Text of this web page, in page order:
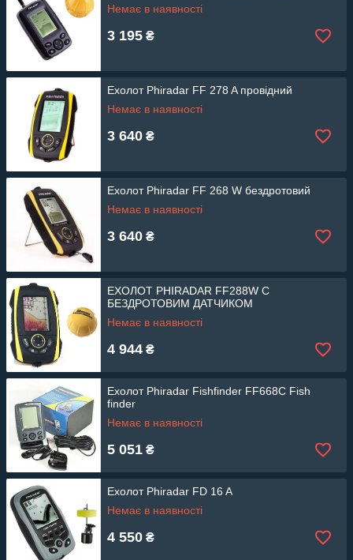
Немає в наявності
3 195 ₴
Ехолот Phiradar FF 278 A провідний
Немає в наявності
3 640 ₴
Ехолот Phiradar FF 268 W бездротовий
Немає в наявності
3 640 ₴
ЕХОЛОТ PHIRADAR FF288W C
БЕЗДРОТОВИМ ДАТЧИКОМ
Немає в наявності
4 944 ₴
Ехолот Phiradar Fishfinder FF668C Fish
finder
Немає в наявності
5 051 ₴
Ехолот Phiradar FD 16 A
Немає в наявності
4 550 ₴